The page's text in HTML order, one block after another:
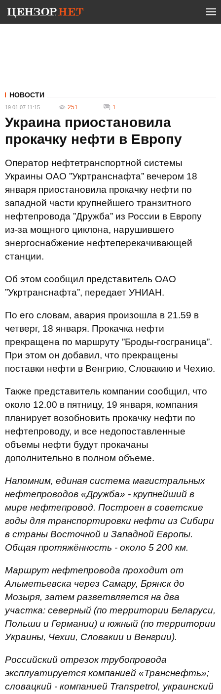
НОВОСТИ
19.01.07 11:15 251 1
Украина приостановила
пpoкачку нефти в Европу
Оператор нефтетранспортной системы
Украины ОАО ”Укртранснафта” вечером 18
января приостановила прокачку нефти по
западной части крупнейшего транзитного
нефтепровода ”Дружба” из России в Европу
из-за мощного циклона, нарушившего
энергоснабжение нефтеперекачивающей
станции.
Об этом сообщил представитель ОАО
”Укртранснафта”, передает УНИАН.
По его словам, авария произошла в 21.59 в
четверг, 18 января. Прокачка нефти
прекращена по маршруту ”Броды-госграница”.
При этом он добавил, что прекращены
поставки нефти в Венгрию, Словакию и Чехию.
Также представитель компании сообщил, что
около 12.00 в пятницу, 19 января, компания
планирует возобновить прокачку нефти по
нефтепроводу, и все недопоставленные
объемы нефти будут прокачаны
дополнительно в полном объеме.
Напомним, единая система магистральных
нефтепроводов «Дружба» - крупнейший в
мире нефтепровод. Построен в советские
годы для транспортировки нефти из Сибири
в страны Восточной и Западной Европы.
Общая протяжённость - около 5 200 км.
Маршрут нефтепровода проходит от
Альметьевска через Самару, Брянск до
Мозыря, затем разветвляется на два
участка: северный (по территории Беларуси,
Польши и Германии) и южный (по территории
Украины, Чехии, Словакии и Венгрии).
Российский отрезок трубопровода
эксплуатируется компанией «Транснефть»;
словацкий - компанией Transpetrol, украинский